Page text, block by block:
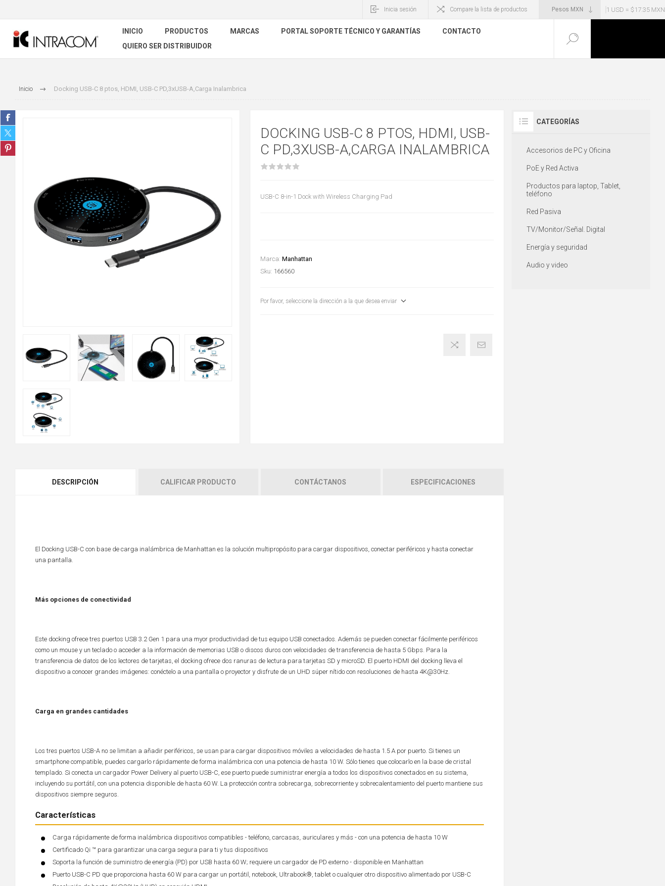
1 USD = $17.35 MXN
Inicia sesión Compare la lista de productos
INICIO PRODUCTOS MARCAS PORTAL SOPORTE TÉCNICO Y GARANTÍAS
CONTACTO
QUIERO SER DISTRIBUIDOR
Inicio Docking USB-C 8 ptos, HDMI, USB-C PD,3xUSB-A,Carga Inalambrica
DOCKING USB-C 8 PTOS, HDMI, USB-
C PD,3XUSB-A,CARGA INALAMBRICA
USB-C 8-in-1 Dock with Wireless Charging Pad
Marca: Manhattan
Sku: 166560
Por favor, seleccione la dirección a la que desea enviar
DESCRIPCIÓN CALIFICAR PRODUCTO CONTÁCTANOS ESPECIFICACIONES
El Docking USB-C con base de carga inalámbrica de Manhattan es la solución multipropósito para cargar dispositivos, conectar periféricos y hasta conectar
una pantalla.
Más opciones de conectividad
Este docking ofrece tres puertos USB 3.2 Gen 1 para una myor productividad de tus equipo USB conectados. Además se pueden conectar fácilmente periféricos
como un mouse y un teclado o acceder a la información de memorias USB o discos duros con velocidades de transferencia de hasta 5 Gbps. Para la
transferencia de datos de los lectores de tarjetas, el docking ofrece dos ranuras de lectura para tarjetas SD y microSD. El puerto HDMI del docking lleva el
dispositivo a conocer grandes imágenes: conéctelo a una pantalla o proyector y disfrute de un UHD súper nítido con resoluciones de hasta 4K@30Hz.
Carga en grandes cantidades
Los tres puertos USB-A no se limitan a añadir periféricos, se usan para cargar dispositivos móviles a velocidades de hasta 1.5 A por puerto. Si tienes un
smartphone compatible, puedes cargarlo rápidamente de forma inalámbrica con una potencia de hasta 10 W. Sólo tienes que colocarlo en la base de cristal
templado. Si conecta un cargador Power Delivery al puerto USB-C, ese puerto puede suministrar energía a todos los dispositivos conectados en su sistema,
incluyendo su portátil, con una potencia disponible de hasta 60 W. La protección contra sobrecarga, sobrecorriente y sobrecalentamiento del puerto mantiene sus
dispositivos siempre seguros.
Características
Carga rápidamente de forma inalámbrica dispositivos compatibles - teléfono, carcasas, auriculares y más - con una potencia de hasta 10 W
Certificado Qi ™ para garantizar una carga segura para ti y tus dispositivos
Soporta la función de suministro de energía (PD) por USB hasta 60 W; requiere un cargador de PD externo - disponible en Manhattan
Puerto USB-C PD que proporciona hasta 60 W para cargar un portátil, notebook, Ultrabook®, tablet o cualquier otro dispositivo alimentado por USB-C
CATEGORÍAS
Accesorios de PC y Oficina
PoE y Red Activa
Productos para laptop, Tablet,
teléfono
Red Pasiva
TV/Monitor/Señal. Digital
Energía y seguridad
Audio y video